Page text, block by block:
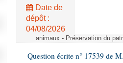
Date de
dépôt :
04/08/2026
animaux - Préservation du
Question écrite n° 17539 de